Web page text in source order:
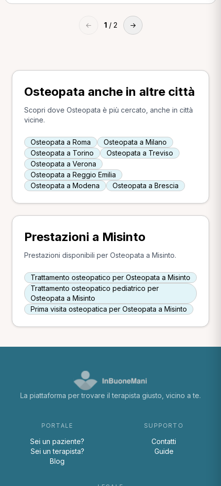
← 1 / 2 →
Osteopata anche in altre città
Scopri dove Osteopata è più cercato, anche in città
vicine.
Osteopata a Roma
Osteopata a Milano
Osteopata a Torino
Osteopata a Treviso
Osteopata a Verona
Osteopata a Reggio Emilia
Osteopata a Modena
Osteopata a Brescia
Prestazioni a Misinto
Prestazioni disponibili per Osteopata a Misinto.
Trattamento osteopatico per Osteopata a Misinto
Trattamento osteopatico pediatrico per
Osteopata a Misinto
Prima visita osteopatica per Osteopata a Misinto
La piattaforma per trovare il terapista giusto, vicino a te.
PORTALE
Sei un paziente?
Sei un terapista?
Blog
SUPPORTO
Contatti
Guide